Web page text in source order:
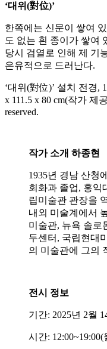
‘대위(對位)’
한쪽에는 신문이 쌓여
도 없는 흰 종이가 쌓여
당시 검열로 인해 제 기
은유적으로 드러난다.
‘대위(對位)’ 설치 전경,
x 111.5 x 80 cm(작가 제
reserved.
작가 소개 하종현
1935년 경남 산청
회화과 졸업, 홍익
립미술관 관장을
내외 미술계에서
미술관, 뉴욕 솔로
두센터, 국립현대
의 미술관에 그의
전시 정보
기간: 2025년 2월
시간: